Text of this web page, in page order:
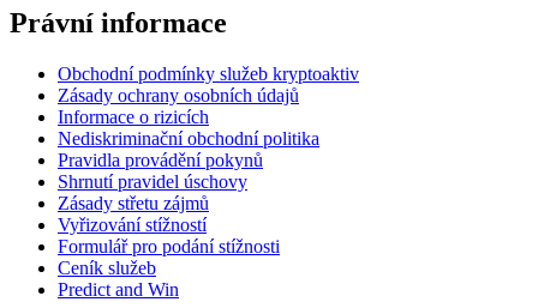
Právní informace
Obchodní podmínky služeb kryptoaktiv
Zásady ochrany osobních údajů
Informace o rizicích
Nediskriminační obchodní politika
Pravidla provádění pokynů
Shrnutí pravidel úschovy
Zásady střetu zájmů
Vyřizování stížností
Formulář pro podání stížnosti
Ceník služeb
Predict and Win